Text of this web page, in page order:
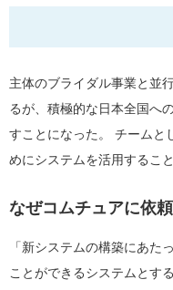
主体のブライダル事業と並
るが、積極的な日本全国へ
すことになった。 チームと
めにシステムを活用するこ
なぜコムチュアに依
「新システムの構築にあ
ことができるシステムとす